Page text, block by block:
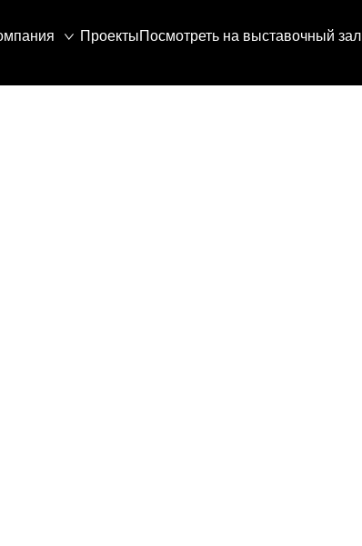
ПроектыПосмотреть на выставочный зал